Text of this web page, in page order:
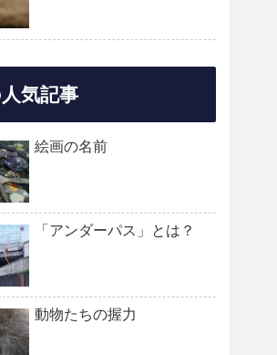
気記事
絵画の名前
「アンダーパス」とは？
動物たちの握力